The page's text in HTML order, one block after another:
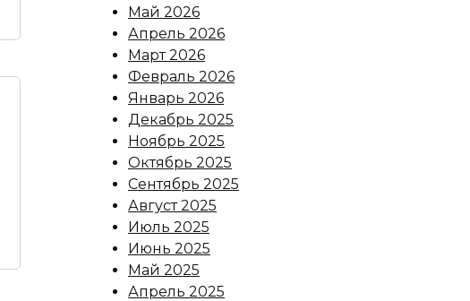
Май 2026
Апрель 2026
Март 2026
Февраль 2026
Январь 2026
Декабрь 2025
Ноябрь 2025
Октябрь 2025
Сентябрь 2025
Август 2025
Июль 2025
Июнь 2025
Май 2025
Апрель 2025